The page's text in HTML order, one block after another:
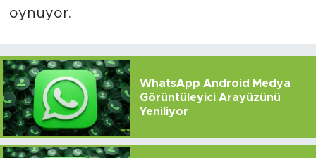
oynuyor.
WhatsApp Android Medya
Görüntüleyici Arayüzünü
Yeniliyor